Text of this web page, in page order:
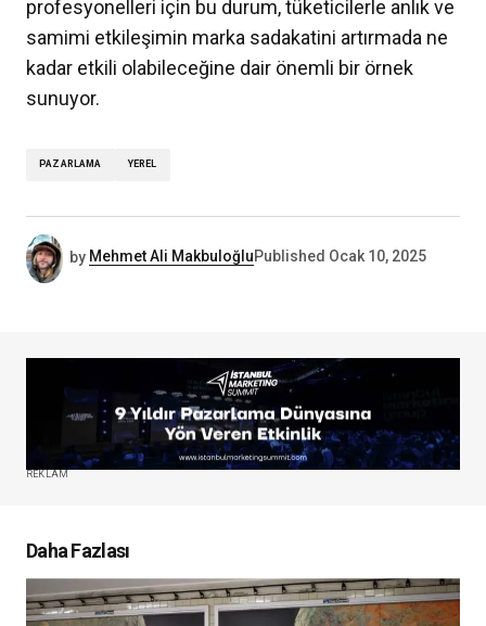
profesyonelleri için bu durum, tüketicilerle anlık ve
samimi etkileşimin marka sadakatini artırmada ne
kadar etkili olabileceğine dair önemli bir örnek
sunuyor.
PAZARLAMA YEREL
by Mehmet Ali MakbuloğluPublished Ocak 10, 2025
REKLAM
Daha Fazlası